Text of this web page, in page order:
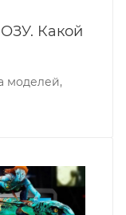
Какой
моделей,